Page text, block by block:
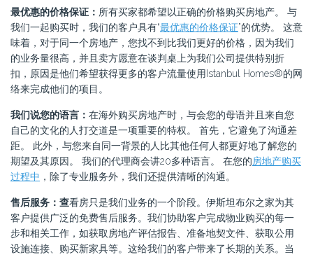
最优惠的价格保证： 所有买家都希望以正确的价格购买房地产。 与
我们一起购买时，我们的客户具有“最优惠的价格保证”的优势。 这意
味着，对于同一个房地产，您找不到比我们更好的价格，因为我们
的业务量很高，并且卖方愿意在谈判桌上为我们公司提供特别折
扣，原因是他们希望获得更多的客户流量使用Istanbul Homes®的网
络来完成他们的项目。
我们说您的语言： 在海外购买房地产时，与会您的母语并且来自您
自己的文化的人打交道是一项重要的特权。 首先，它避免了沟通差
距。 此外，与您来自同一背景的人比其他任何人都更好地了解您的
期望及其原因。 我们的代理商会讲20多种语言。 在您的房地产购买
过程中 ，除了专业服务外，我们还提供清晰的沟通。
售后服务：查看房只是我们业务的一个阶段。伊斯坦布尔之家为其
客户提供广泛的免费售后服务。我们协助客户完成物业购买的每一
步和相关工作，如获取房地产评估报告、准备地契文件、获取公用
设施连接、购买新家具等。这给我们的客户带来了长期的关系。当